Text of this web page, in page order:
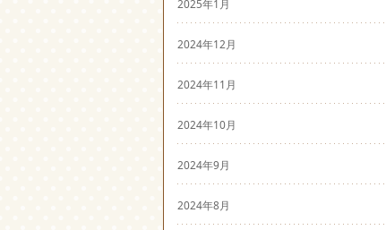
2025年1月
2024年12月
2024年11月
2024年10月
2024年9月
2024年8月